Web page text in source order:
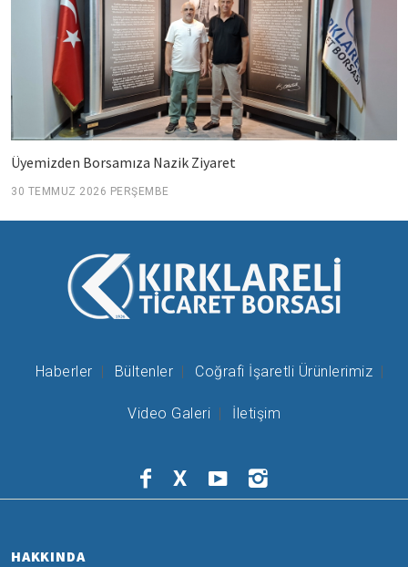
Üyemizden Borsamıza Nazik Ziyaret
30 TEMMUZ 2026 PERŞEMBE
Haberler Bültenler Coğrafi İşaretli Ürünlerimiz
Video Galeri İletişim
X
HAKKINDA